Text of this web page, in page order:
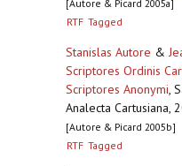
[Autore & Picard 2005a]
RTF Tagged
Stanislas Autore &
Scriptores Ordinis
Scriptores Anonymi,
Analecta Cartusiana,
[Autore & Picard 2005b]
RTF Tagged